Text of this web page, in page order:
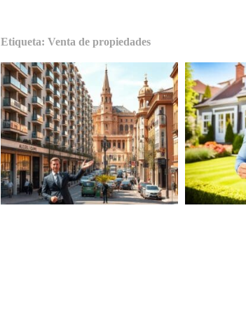
Etiqueta: Venta de propiedades